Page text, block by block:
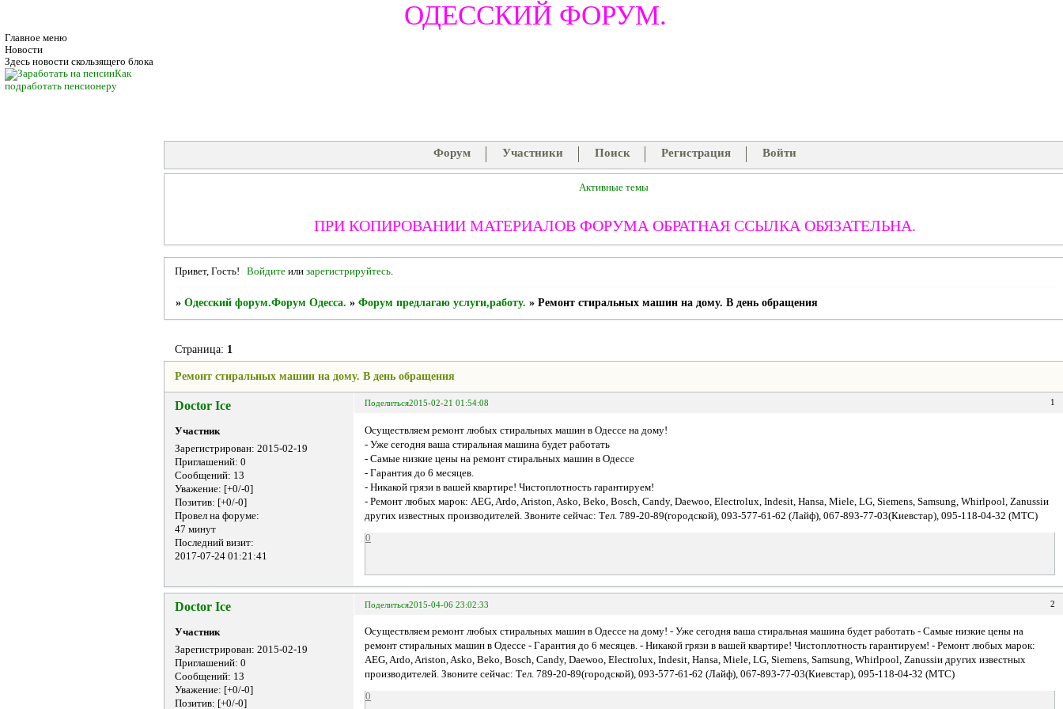
ОДЕССКИЙ ФОРУМ.
Главное меню
Новости
Здесь новости скользящего блока
Как
подработать пенсионеру
Форум Участники Поиск Регистрация Войти
Активные темы
ПРИ КОПИРОВАНИИ МАТЕРИАЛОВ ФОРУМА ОБРАТНАЯ ССЫЛКА ОБЯЗАТЕЛЬНА.
Привет, Гость! Войдитеили зарегистрируйтесь.
» Одесский форум.Форум Одесса. » Форум предлагаю услуги,работу. » Ремонт стиральных машин на дому. В день обращения
Ремонт стиральных машин на дому. В день обращения
Страница: 1
Поделиться 1
2015-02-21 01:54:08
Doctor Ice
Участник
Зарегистрирован: 2015-02-19
Приглашений: 0
Сообщений: 13
Уважение: [+0/-0]
Позитив: [+0/-0]
Провел на форуме:
47 минут
Последний визит:
2017-07-24 01:21:41
Осуществляем ремонт любых стиральных машин в Одессе на дому!
- Уже сегодня ваша стиральная машина будет работать
- Самые низкие цены на ремонт стиральных машин в Одессе
- Гарантия до 6 месяцев.
- Никакой грязи в вашей квартире! Чистоплотность гарантируем!
- Ремонт любых марок: AEG, Ardo, Ariston, Asko, Beko, Вosch, Candy, Daewoo, Electrolux, Indesit, Нansa, Miele, LG, Siemens, Samsung, Whirlpool, Zanussiи
других известных производителей. Звоните сейчас: Тел. 789-20-89(городской), 093-577-61-62 (Лайф), 067-893-77-03(Киевстар), 095-118-04-32 (МТС)
0
Поделиться 2
2015-04-06 23:02:33
Doctor Ice
Участник
Зарегистрирован: 2015-02-19
Приглашений: 0
Сообщений: 13
Уважение: [+0/-0]
Позитив: [+0/-0]
Осуществляем ремонт любых стиральных машин в Одессе на дому! - Уже сегодня ваша стиральная машина будет работать - Самые низкие цены на
ремонт стиральных машин в Одессе - Гарантия до 6 месяцев. - Никакой грязи в вашей квартире! Чистоплотность гарантируем! - Ремонт любых марок:
AEG, Ardo, Ariston, Asko, Beko, Вosch, Candy, Daewoo, Electrolux, Indesit, Нansa, Miele, LG, Siemens, Samsung, Whirlpool, Zanussiи других известных
производителей. Звоните сейчас: Тел. 789-20-89(городской), 093-577-61-62 (Лайф), 067-893-77-03(Киевстар), 095-118-04-32 (МТС)
0